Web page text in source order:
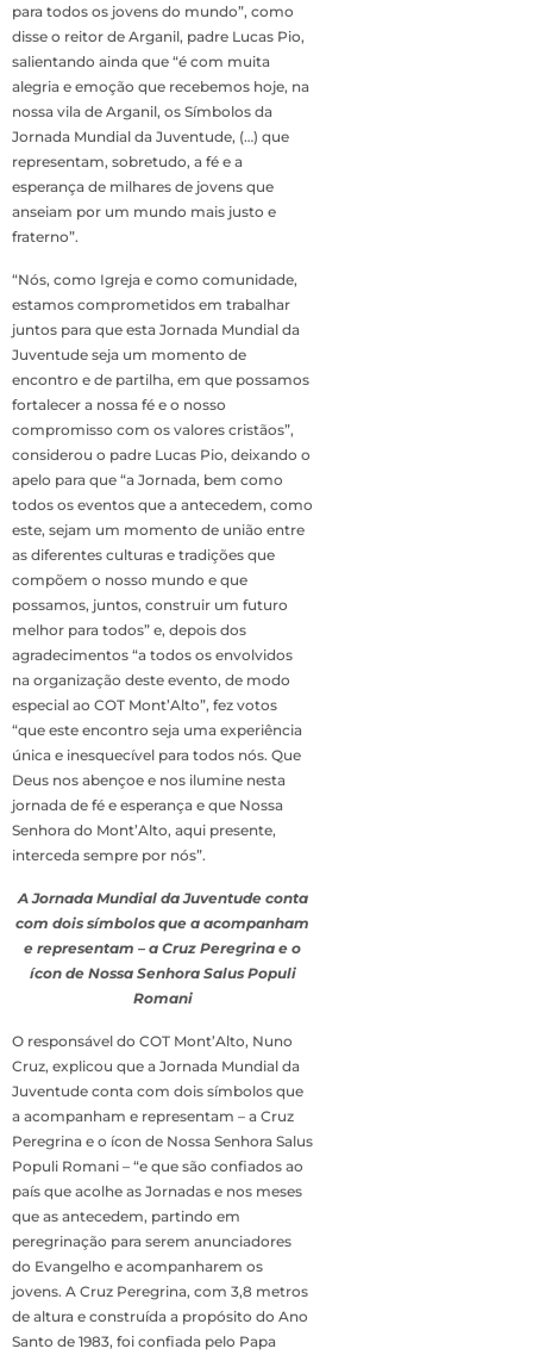
para todos os jovens do mundo”, como
disse o reitor de Arganil, padre Lucas Pio,
salientando ainda que “é com muita
alegria e emoção que recebemos hoje, na
nossa vila de Arganil, os Símbolos da
Jornada Mundial da Juventude, (…) que
representam, sobretudo, a fé e a
esperança de milhares de jovens que
anseiam por um mundo mais justo e
fraterno”.
“Nós, como Igreja e como comunidade,
estamos comprometidos em trabalhar
juntos para que esta Jornada Mundial da
Juventude seja um momento de
encontro e de partilha, em que possamos
fortalecer a nossa fé e o nosso
compromisso com os valores cristãos”,
considerou o padre Lucas Pio, deixando o
apelo para que “a Jornada, bem como
todos os eventos que a antecedem, como
este, sejam um momento de união entre
as diferentes culturas e tradições que
compõem o nosso mundo e que
possamos, juntos, construir um futuro
melhor para todos” e, depois dos
agradecimentos “a todos os envolvidos
na organização deste evento, de modo
especial ao COT Mont’Alto”, fez votos
“que este encontro seja uma experiência
única e inesquecível para todos nós. Que
Deus nos abençoe e nos ilumine nesta
jornada de fé e esperança e que Nossa
Senhora do Mont’Alto, aqui presente,
interceda sempre por nós”.
A Jornada Mundial da Juventude conta
com dois símbolos que a acompanham
e representam – a Cruz Peregrina e o
ícon de Nossa Senhora Salus Populi
Romani
O responsável do COT Mont’Alto, Nuno
Cruz, explicou que a Jornada Mundial da
Juventude conta com dois símbolos que
a acompanham e representam – a Cruz
Peregrina e o ícon de Nossa Senhora Salus
Populi Romani – “e que são confiados ao
país que acolhe as Jornadas e nos meses
que as antecedem, partindo em
peregrinação para serem anunciadores
do Evangelho e acompanharem os
jovens. A Cruz Peregrina, com 3,8 metros
de altura e construída a propósito do Ano
Santo de 1983, foi confiada pelo Papa